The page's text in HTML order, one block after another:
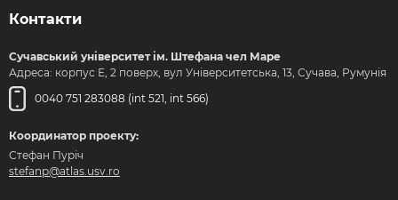
Контакти
Сучавський університет ім. Штефана чел Маре
Адреса: корпус Е, 2 поверх, вул Університетська, 13, Сучава, Румунія
0040 751 283088 (int 521, int 566)
Координатор проекту:
Стефан Пуріч
stefanp@atlas.usv.ro